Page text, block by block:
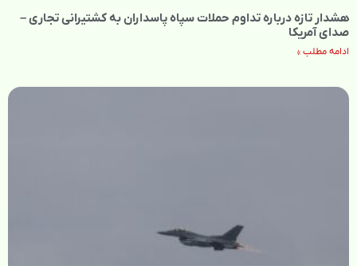
هشدار تازه درباره تداوم حملات سپاه پاسداران به کشتیرانی تجاری –
صدای آمریکا
ادامه مطلب »